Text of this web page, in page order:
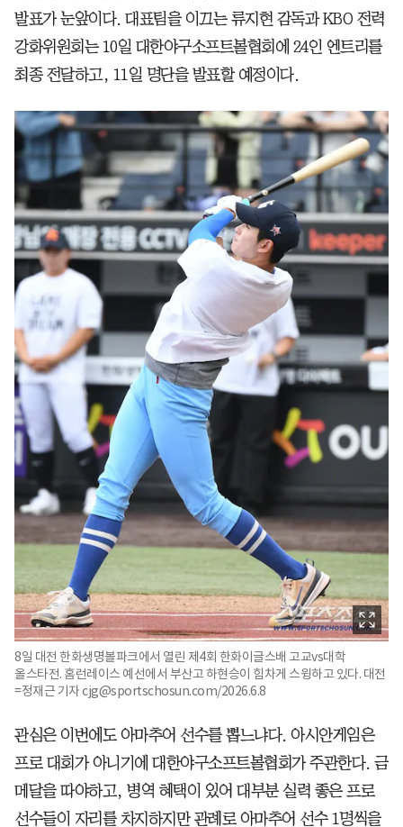
발표가 눈앞이다. 대표팀을 이끄는 류지현 감독과 KBO 전력
강화위원회는 10일 대한야구소프트볼협회에 24인 엔트리를
최종 전달하고, 11일 명단을 발표할 예정이다.
8일 대전 한화생명볼파크에서 열린 제4회 한화이글스배 고교vs대학
올스타전. 홈런레이스 예선에서 부산고 하현승이 힘차게 스윙하고 있다. 대전
=정재근 기자 cjg@sportschosun.com/2026.6.8
관심은 이번에도 아마추어 선수를 뽑느냐다. 아시안게임은
프로 대회가 아니기에 대한야구소프트볼협회가 주관한다. 금
메달을 따야하고, 병역 혜택이 있어 대부분 실력 좋은 프로
선수들이 자리를 차지하지만 관례로 아마추어 선수 1명씩을